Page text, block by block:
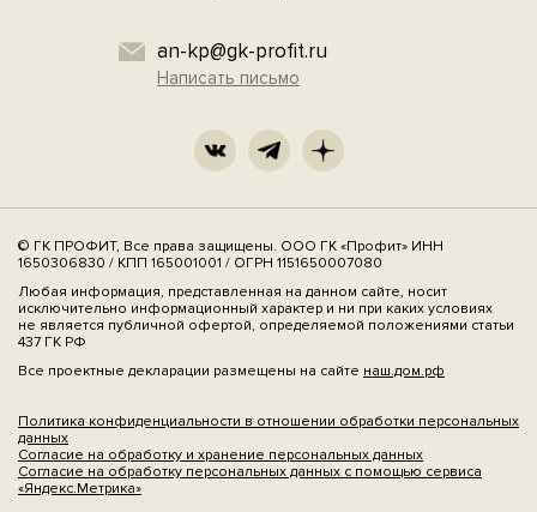
an-kp@gk-profit.ru
Написать письмо
© ГК ПРОФИТ, Все права защищены. ООО ГК «Профит» ИНН
1650306830 / КПП 165001001 / ОГРН 1151650007080
Любая информация, представленная на данном сайте, носит
исключительно информационный характер и ни при каких условиях
не является публичной офертой, определяемой положениями статьи
437 ГК РФ
Все проектные декларации размещены на сайте наш.дом.рф
Политика конфиденциальности в отношении обработки персональных
данных
Согласие на обработку и хранение персональных данных
Согласие на обработку персональных данных с помощью сервиса
«Яндекс.Метрика»